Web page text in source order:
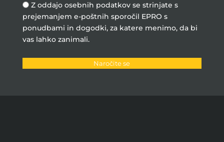
Z oddajo osebnih podatkov se strinjate s
prejemanjem e-poštnih sporočil EPRO s
ponudbami in dogodki, za katere menimo, da bi
vas lahko zanimali.
Naročite se